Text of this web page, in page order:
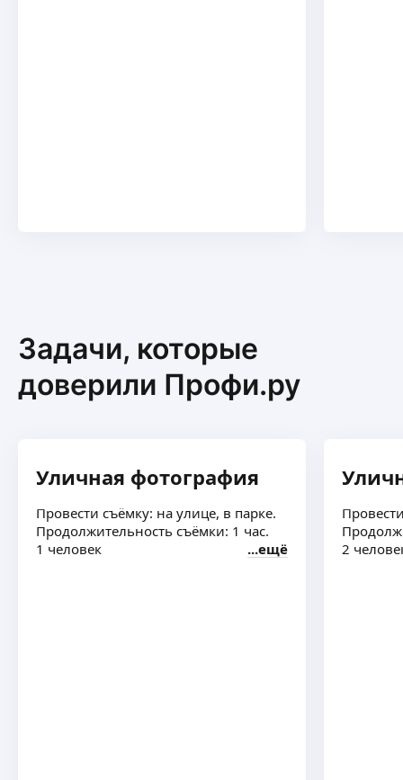
Задачи, которые
доверили Профи.ру
Уличная фотография
Провести съёмку: на улице, в парке.
Продолжительность съёмки: 1 час.
1 человек
ещё
2